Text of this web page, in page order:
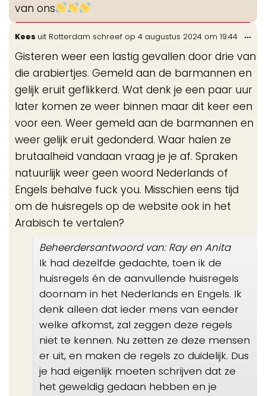
van ons
Kees uit Rotterdam schreef op 4 augustus 2024 om 19:44
Gisteren weer een lastig gevallen door drie van
die arabiertjes. Gemeld aan de barmannen en
gelijk eruit geflikkerd. Wat denk je een paar uur
later komen ze weer binnen maar dit keer een
voor een. Weer gemeld aan de barmannen en
weer gelijk eruit gedonderd. Waar halen ze
brutaalheid vandaan vraag je je af. Spraken
natuurlijk weer geen woord Nederlands of
Engels behalve fuck you. Misschien eens tijd
om de huisregels op de website ook in het
Arabisch te vertalen?
Beheerdersantwoord van: Ray en Anita
Ik had dezelfde gedachte, toen ik de
huisregels én de aanvullende huisregels
doornam in het Nederlands en Engels. Ik
denk alleen dat ieder mens van eender
welke afkomst, zal zeggen deze regels
niet te kennen. Nu zetten ze deze mensen
er uit, en maken de regels zo duidelijk. Dus
je had eigenlijk moeten schrijven dat ze
het geweldig gedaan hebben en je
...